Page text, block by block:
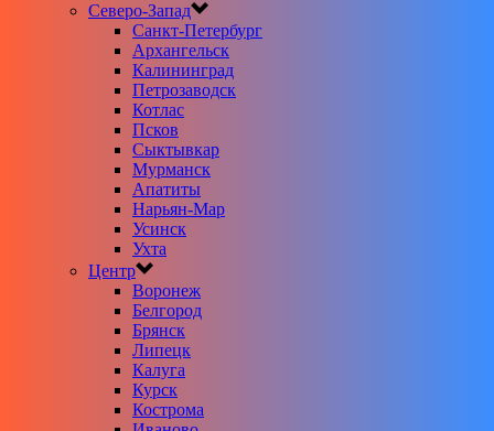
Северо-Запад
Санкт-Петербург
Архангельск
Калининград
Петрозаводск
Котлас
Псков
Сыктывкар
Мурманск
Апатиты
Нарьян-Мар
Усинск
Ухта
Центр
Воронеж
Белгород
Брянск
Липецк
Калуга
Курск
Кострома